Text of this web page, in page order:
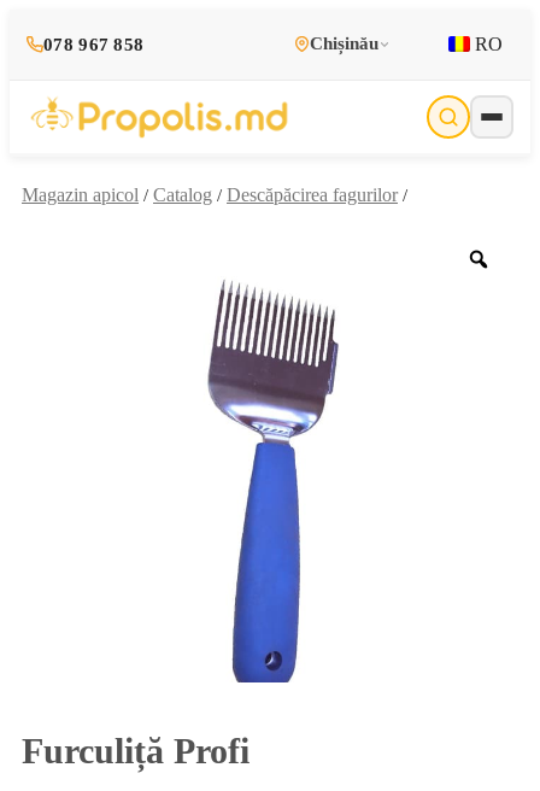
078 967 858 Chișinău RO
Magazin apicol / Catalog / Descăpăcirea fagurilor/
Furculiță Profi